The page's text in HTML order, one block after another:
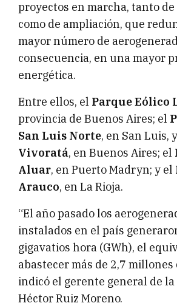
proyectos en marcha, tanto
como de ampliación, que
mayor número de
consecuencia, en una mayor
energética.
Entre ellos, el Parque Eólico
provincia de Buenos Aires; el
San Luis Norte, en San Luis,
Vivoratá, en Buenos Aires; el
Aluar, en Puerto Madryn; y el
Arauco, en La Rioja.
“El año pasado los
instalados en el país
gigavatios hora (GWh), el
abastecer más de 2,7 millones
indicó el gerente general de
Héctor Ruiz Moreno.